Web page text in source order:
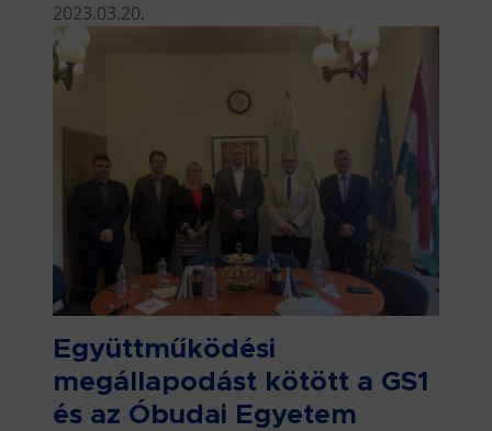
2023.03.20.
Együttműködési
megállapodást kötött a GS1
és az Óbudai Egyetem